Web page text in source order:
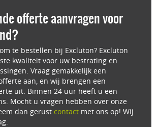
offerte aanvragen voor
te bestellen bij Excluton? Excluton
kwaliteit voor uw bestrating en
Vraag gemakkelijk een
aan, en wij brengen een
uit. Binnen 24 uur heeft u een
Mocht u vragen hebben over onze
dan gerust contact met ons op! Wij